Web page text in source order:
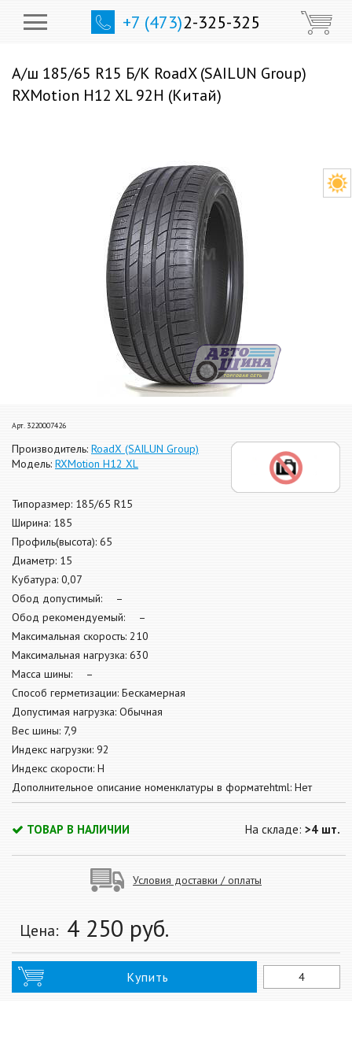
+7 (473)2-325-325
А/ш 185/65 R15 Б/К RoadX (SAILUN Group)
RXMotion H12 XL 92H (Китай)
Арт. 3220007426
Производитель: RoadX (SAILUN Group)
Модель: RXMotion H12 XL
Типоразмер: 185/65 R15
Ширина: 185
Профиль(высота): 65
Диаметр: 15
Кубатура: 0,07
Обод допустимый: –
Обод рекомендуемый: –
Максимальная скорость: 210
Максимальная нагрузка: 630
Масса шины: –
Способ герметизации: Бескамерная
Допустимая нагрузка: Обычная
Вес шины: 7,9
Индекс нагрузки: 92
Индекс скорости: H
Дополнительное описание номенклатуры в форматеhtml: Нет
ТОВАР В НАЛИЧИИ На складе: >4 шт.
Условия доставки / оплаты
Цена: 4 250 руб.
Купить